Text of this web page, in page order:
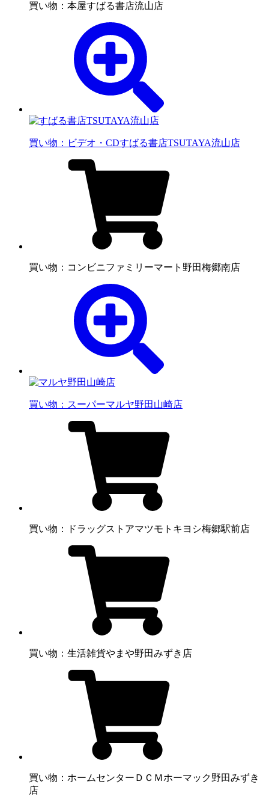
買い物：本屋すばる書店流山店
買い物：ビデオ・CDすばる書店TSUTAYA流山店
買い物：コンビニファミリーマート野田梅郷南店
買い物：スーパーマルヤ野田山崎店
買い物：ドラッグストアマツモトキヨシ梅郷駅前店
買い物：生活雑貨やまや野田みずき店
買い物：ホームセンター ＤＣＭホーマック野田みずき
店